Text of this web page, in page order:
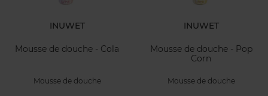
INUWET
Mousse de douche - Cola
Mousse de douche
INUWET
Mousse de douche - Pop
Corn
Mousse de douche